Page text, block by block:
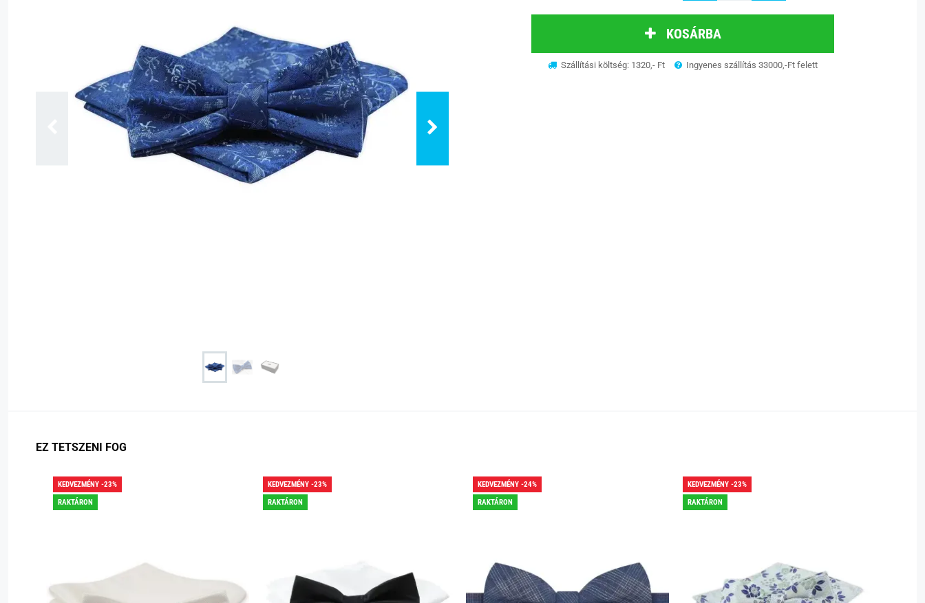
KOSÁRBA
Szállítási költség: 1320,- Ft Ingyenes szállítás 33000,-Ft felett
EZ TETSZENI FOG
KEDVEZMÉNY -23%
RAKTÁRON
KEDVEZMÉNY -23%
RAKTÁRON
KEDVEZMÉNY -24%
RAKTÁRON
KEDVEZMÉNY -23%
RAKTÁRON